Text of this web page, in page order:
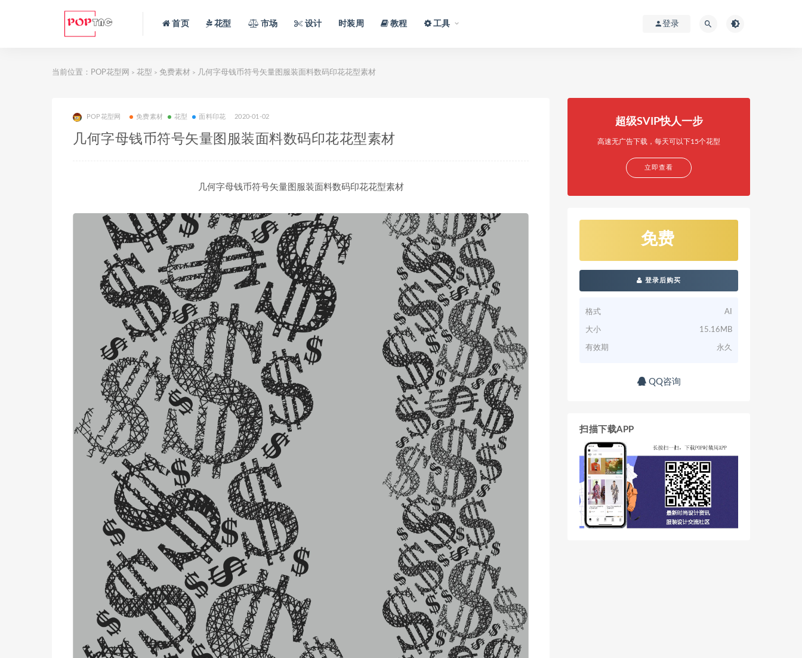
首页 花型 市场 设计 时装周 教程 工具 登录
当前位置： POP花型网 > 花型 > 免费素材 > 几何字母钱币符号矢量图服装面料数码印花花型素材
POP花型网 免费素材 花型 面料印花 2020-01-02
几何字母钱币符号矢量图服装面料数码印花花型素材
几何字母钱币符号矢量图服装面料数码印花花型素材
超级SVIP快人一步
高速无广告下载，每天可以下15个花型
立即查看
免费
登录后购买
格式 AI
大小 15.16MB
有效期 永久
QQ咨询
扫描下载APP